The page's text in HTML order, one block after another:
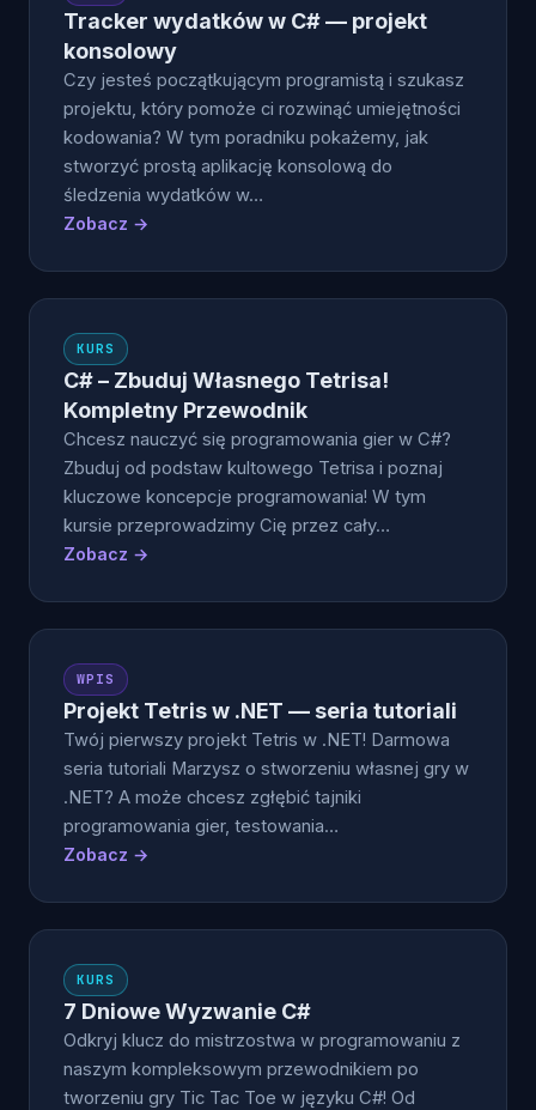
Tracker wydatków w C# — projekt
konsolowy
Czy jesteś początkującym programistą i szukasz
projektu, który pomoże ci rozwinąć umiejętności
kodowania? W tym poradniku pokażemy, jak
stworzyć prostą aplikację konsolową do
śledzenia wydatków w…
Zobacz →
KURS
C# – Zbuduj Własnego Tetrisa!
Kompletny Przewodnik
Chcesz nauczyć się programowania gier w C#?
Zbuduj od podstaw kultowego Tetrisa i poznaj
kluczowe koncepcje programowania! W tym
kursie przeprowadzimy Cię przez cały…
Zobacz →
WPIS
Projekt Tetris w .NET — seria tutoriali
Twój pierwszy projekt Tetris w .NET! Darmowa
seria tutoriali Marzysz o stworzeniu własnej gry w
.NET? A może chcesz zgłębić tajniki
programowania gier, testowania…
Zobacz →
KURS
7 Dniowe Wyzwanie C#
Odkryj klucz do mistrzostwa w programowaniu z
naszym kompleksowym przewodnikiem po
tworzeniu gry Tic Tac Toe w języku C#! Od